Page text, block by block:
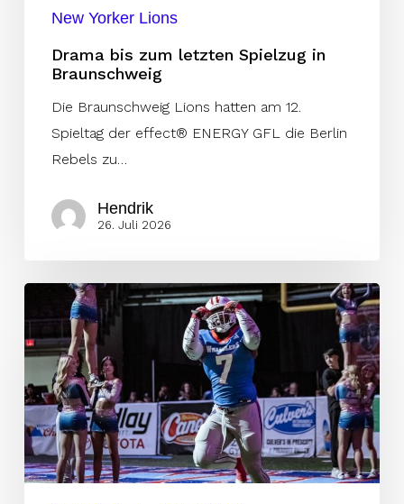
New Yorker Lions
Drama bis zum letzten Spielzug in
Braunschweig
Die Braunschweig Lions hatten am 12.
Spieltag der effect® ENERGY GFL die Berlin
Rebels zu…
Hendrik
26. Juli 2026
Rebels
verpflichten
Linebacker
Quran
Bouldin